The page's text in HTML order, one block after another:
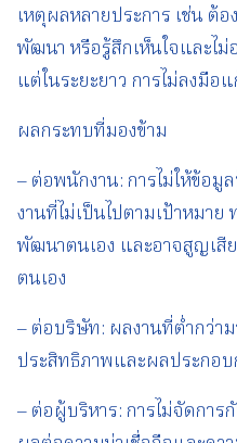
เหตุผลหลายประการ เช่น ต้
พัฒนา หรือรู้สึกเห็นใจและไ
แต่ในระยะยาว การไม่ลงมือ
ผลกระทบที่มองข้าม
– ต่อพนักงาน: การไม่ให้ข้อ
งานที่ไม่เป็นไปตามเป้าหมาย
พัฒนาตนเอง และอาจสูญเสี
ตนเอง
– ต่อบริษัท: ผลงานที่ต่ำกว่า
ประสิทธิภาพและผลประกอ
– ต่อผู้บริหาร: การไม่จัดกา